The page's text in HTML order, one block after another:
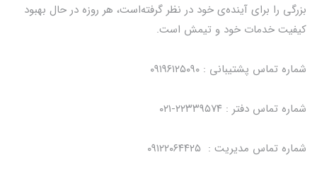
بزرگی را برای آینده‌ی خود در نظر گرفته‌است، هر روزه در حال بهبود
کیفیت خدمات خود و تیمش است.
شماره تماس پشتیبانی : ۰۹۱۹۶۱۲۵۰۹۰
شماره تماس دفتر : ۲۲۳۳۹۵۷۴-۰۲۱
شماره تماس مدیریت : ۰۹۱۲۲۰۶۴۴۲۵